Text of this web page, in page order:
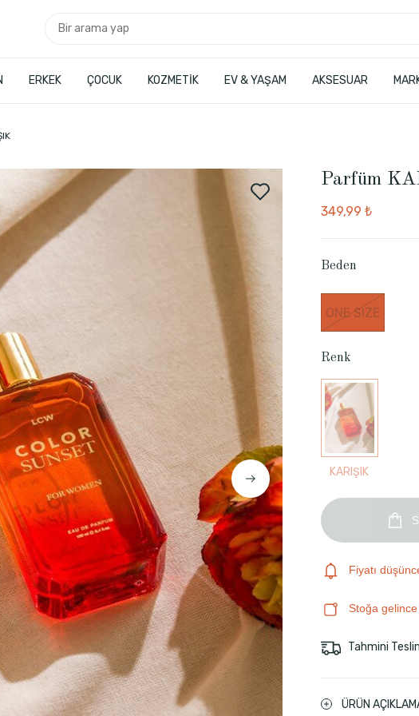
ERKEK ÇOCUK KOZMETİK EV & YAŞAM AKSESUAR
Parfüm
349,99 ₺
Beden
ONE SIZE
Renk
KARIŞIK
Fiyatı
Stoğa
Tahmini
ÜRÜN